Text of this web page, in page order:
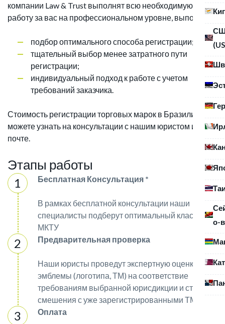
о-
компании Law & Trust выполнят всю необходимую
работу за вас на профессиональном уровне, выполнив:
подбор оптимального способа регистрации;
тщательный выбор менее затратного пути
регистрации;
индивидуальный подход к работе с учетом
требований заказчика.
Стоимость регистрации торговых марок в Бразилии вы
можете узнать на консультации с нашим юристом или по
почте.
Этапы работы
Бесплатная Консультация *
В рамках бесплатной консультации наши
специалисты подберут оптимальный класс
МКТУ
Предварительная проверка
Наши юристы проведут экспертную оценку
эмблемы (логотипа, ТМ) на соответствие
требованиям выбранной юрисдикции и степени
смешения с уже зарегистрированными ТМ
Оплата